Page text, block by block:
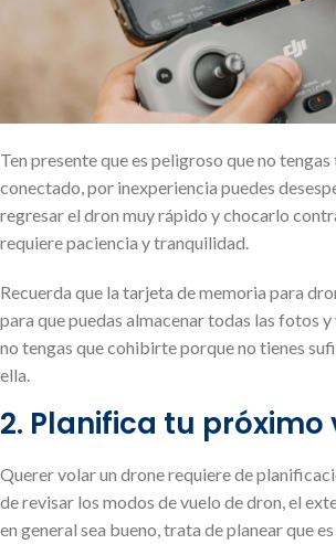
Ten presente que es peligroso que no
conectado, por inexperiencia puedes
regresar el dron muy rápido y chocarlo
requiere paciencia y tranquilidad.
Recuerda que la tarjeta de memoria para
para que puedas almacenar todas las fotos
no tengas que cohibirte porque no tienes
ella.
2. Planifica tu próximo
Querer volar un drone requiere de
de revisar los modos de vuelo de dron, el
en general sea bueno, trata de planear que